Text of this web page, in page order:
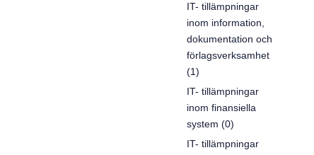
IT- tillämpningar
inom information,
dokumentation och
förlagsverksamhet
(1)
IT- tillämpningar
inom finansiella
system (0)
IT- tillämpningar